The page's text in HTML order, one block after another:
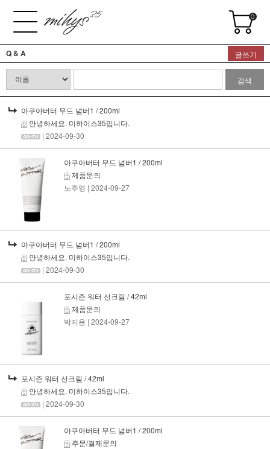
0
Q & A 글쓰기
검색
아쿠아버터 무드 넘버1 / 200ml
안녕하세요. 미하이스35입니다.
| 2024-09-30
아쿠아버터 무드 넘버1 / 200ml
제품문의
노주영 | 2024-09-27
아쿠아버터 무드 넘버1 / 200ml
안녕하세요. 미하이스35입니다.
| 2024-09-30
포시즌 워터 선크림 / 42ml
제품문의
박지윤 | 2024-09-27
포시즌 워터 선크림 / 42ml
안녕하세요. 미하이스35입니다.
| 2024-09-30
아쿠아버터 무드 넘버1 / 200ml
주문/결제문의